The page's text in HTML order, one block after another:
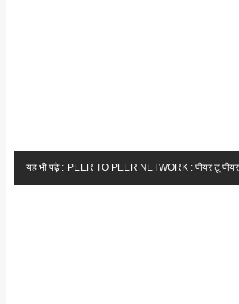
यह भी पढ़े : PEER TO PEER NETWORK : पीयर टू